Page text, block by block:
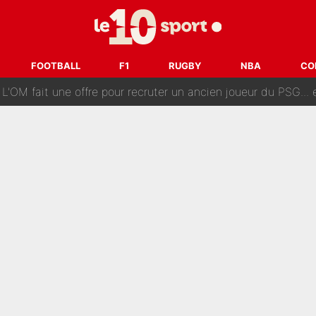
FOOTBALL F1 RUGBY NBA
annonce un premier problème pour Zinedine Zidane en
et va entrer dans une nouvelle dimension :
fait une offre pour recruter un ancien joueur du